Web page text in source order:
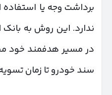
برداشت وجه یا استفاده
ندارد. این روش به
در مسیر هدفمند خود
سند خودرو تا زمان